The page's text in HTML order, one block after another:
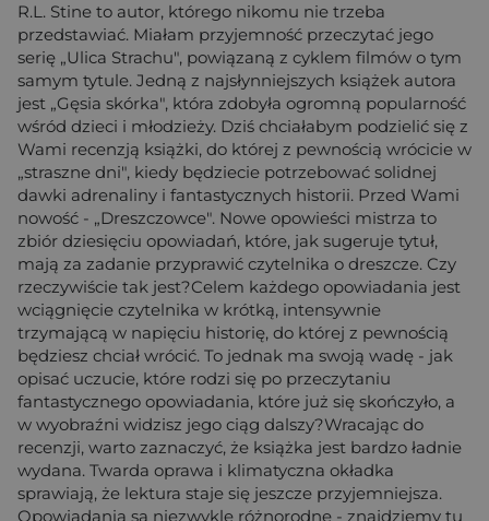
R.L. Stine to autor, którego nikomu nie trzeba
przedstawiać. Miałam przyjemność przeczytać jego
serię „Ulica Strachu", powiązaną z cyklem filmów o tym
samym tytule. Jedną z najsłynniejszych książek autora
jest „Gęsia skórka", która zdobyła ogromną popularność
wśród dzieci i młodzieży. Dziś chciałabym podzielić się z
Wami recenzją książki, do której z pewnością wrócicie w
„straszne dni", kiedy będziecie potrzebować solidnej
dawki adrenaliny i fantastycznych historii. Przed Wami
nowość - „Dreszczowce". Nowe opowieści mistrza to
zbiór dziesięciu opowiadań, które, jak sugeruje tytuł,
mają za zadanie przyprawić czytelnika o dreszcze. Czy
rzeczywiście tak jest?Celem każdego opowiadania jest
wciągnięcie czytelnika w krótką, intensywnie
trzymającą w napięciu historię, do której z pewnością
będziesz chciał wrócić. To jednak ma swoją wadę - jak
opisać uczucie, które rodzi się po przeczytaniu
fantastycznego opowiadania, które już się skończyło, a
w wyobraźni widzisz jego ciąg dalszy?Wracając do
recenzji, warto zaznaczyć, że książka jest bardzo ładnie
wydana. Twarda oprawa i klimatyczna okładka
sprawiają, że lektura staje się jeszcze przyjemniejsza.
Opowiadania są niezwykle różnorodne - znajdziemy tu